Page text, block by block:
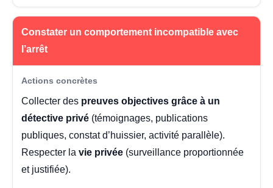
Constater un comportement incompatible avec
l’arrêt
Collecter des preuves objectives grâce à un
détective privé (témoignages, publications
publiques, constat d’huissier, activité parallèle).
Respecter la vie privée (surveillance proportionnée
et justifiée).